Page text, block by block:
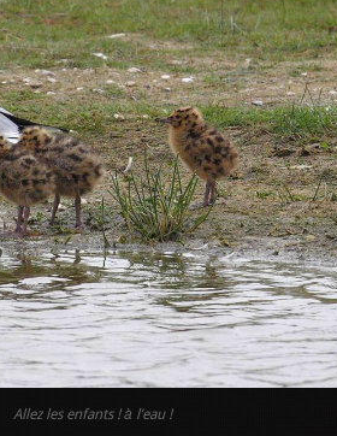
Allez les enfants ! à l’eau !